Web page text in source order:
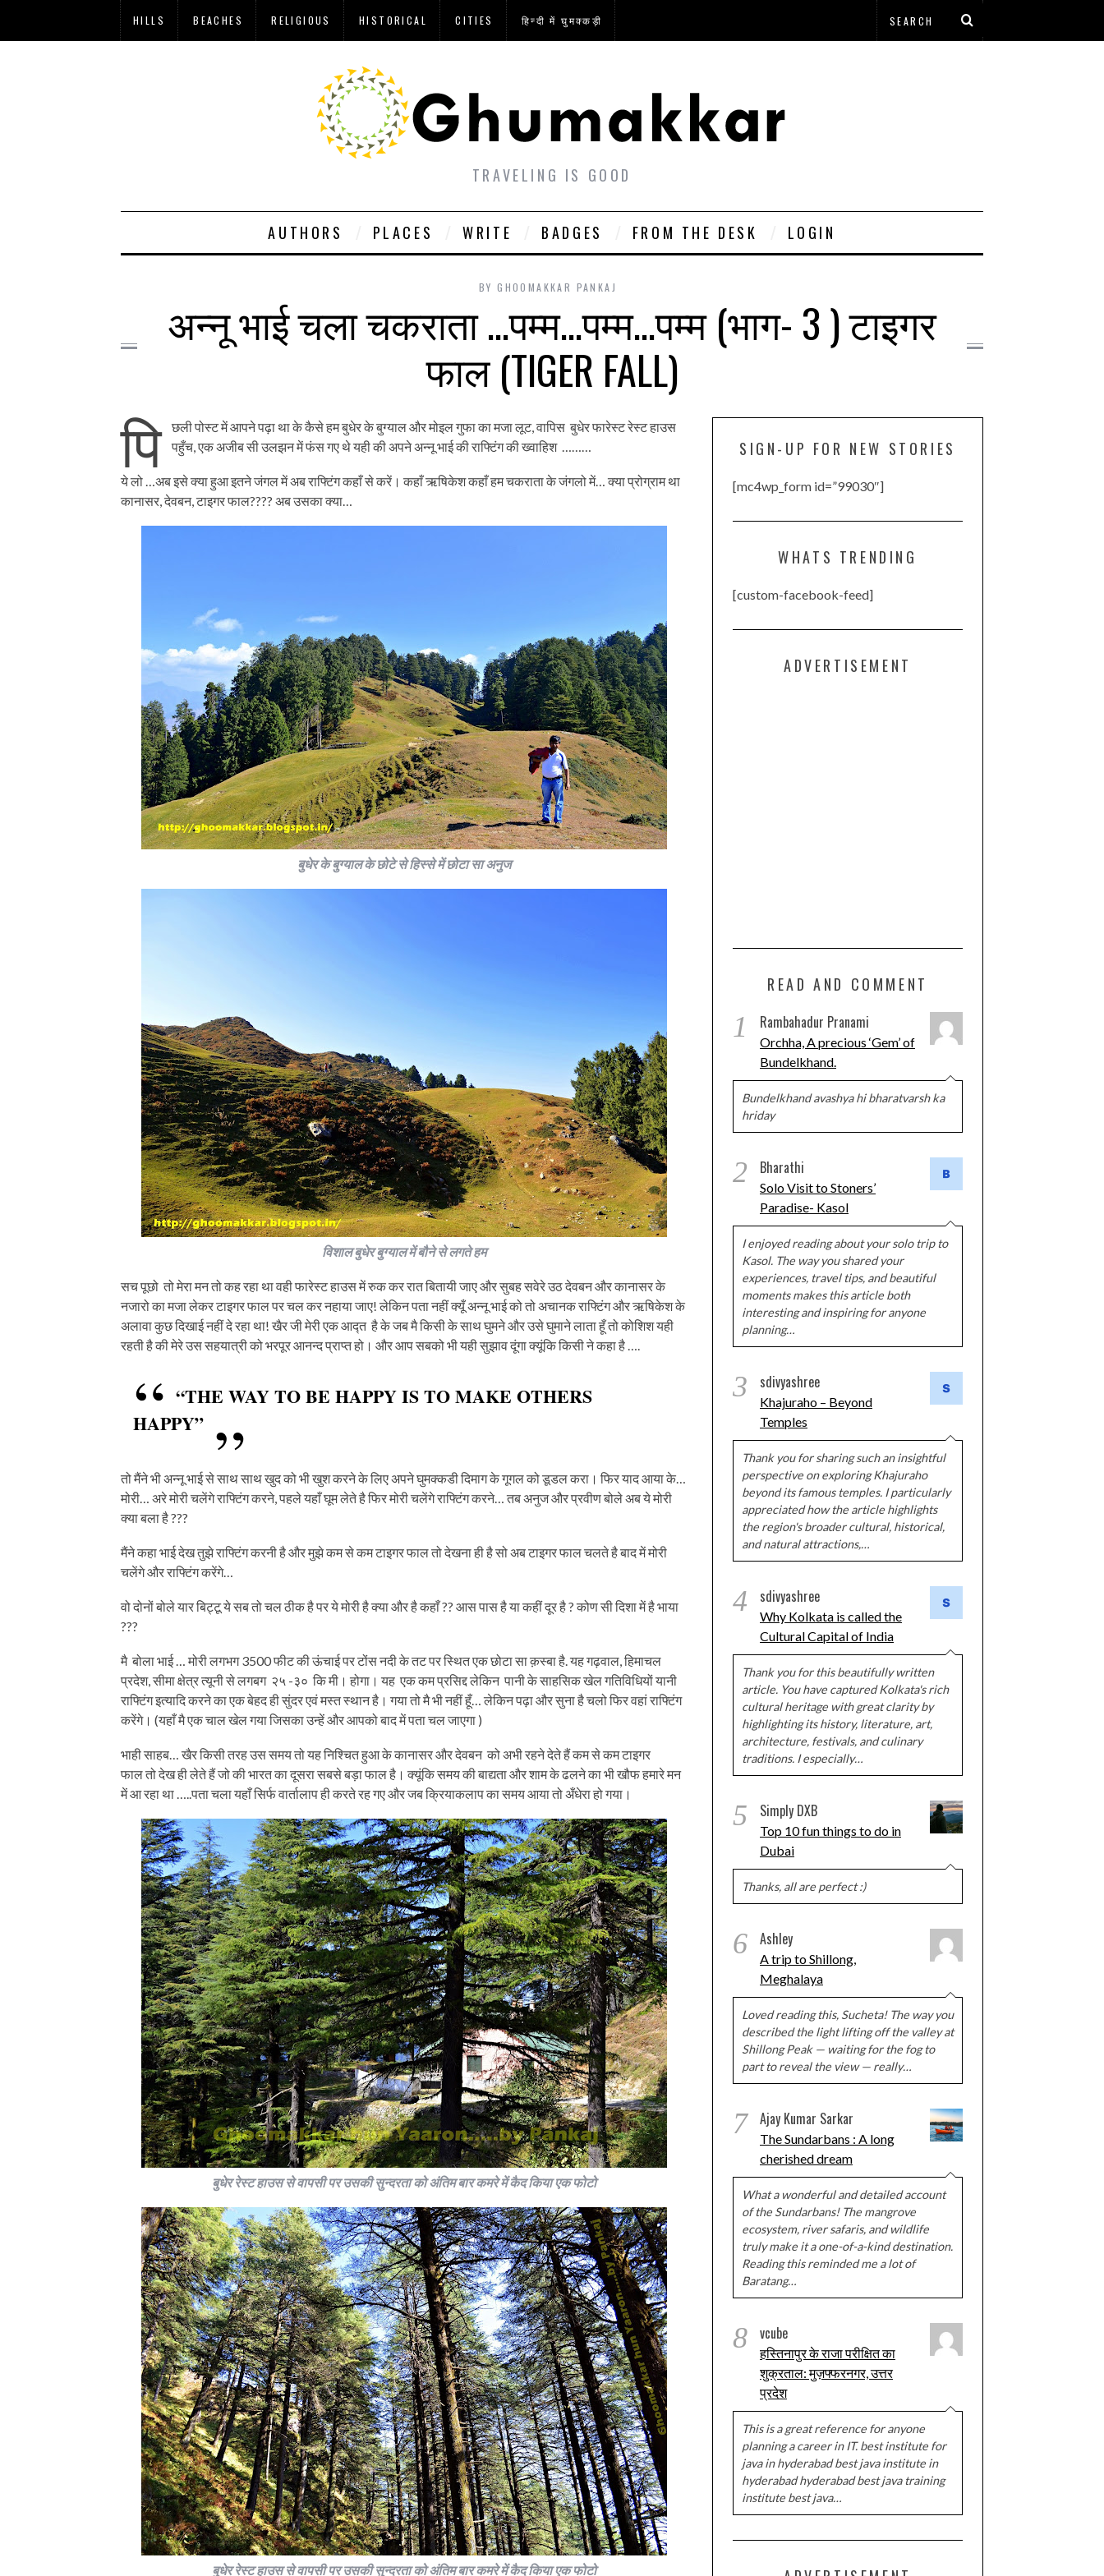
HILLS BEACHES RELIGIOUS HISTORICAL CITIES हिन्दी में घुमक्कड़ी
TRAVELING IS GOOD
AUTHORS PLACES WRITE BADGES FROM THE DESK LOGIN
BY GHOOMAKKAR PANKAJ
अन्नू भाई चला चकराता …पम्म…पम्म…पम्म (भाग- 3 ) टाइगर
फाल (TIGER FALL)
पि
छली पोस्ट में आपने पढ़ा था के कैसे हम बुधेर के बुग्याल और मोइल गुफा का मजा लूट, वापिस बुधेर फारेस्ट रेस्ट हाउस
पहुँच, एक अजीब सी उलझन में फंस गए थे यही की अपने अन्नू भाई की राफ्टिंग की ख्वाहिश ………
ये लो …अब इसे क्या हुआ इतने जंगल में अब राफ्टिंग कहाँ से करें। कहाँ ऋषिकेश कहाँ हम चकराता के जंगलो में… क्या प्रोग्राम था
कानासर, देवबन, टाइगर फाल???? अब उसका क्या…
बुधेर के बुग्याल के छोटे से हिस्से में छोटा सा अनुज
विशाल बुधेर बुग्याल में बौने से लगते हम
सच पूछो तो मेरा मन तो कह रहा था वही फारेस्ट हाउस में रुक कर रात बितायी जाए और सुबह सवेरे उठ देवबन और कानासर के
नजारो का मजा लेकर टाइगर फाल पर चल कर नहाया जाए! लेकिन पता नहीं क्यूँ अन्नू भाई को तो अचानक राफ्टिंग और ऋषिकेश के
अलावा कुछ दिखाई नहीं दे रहा था! खैर जी मेरी एक आद्त है के जब मै किसी के साथ घुमने और उसे घुमाने लाता हूँ तो कोशिश यही
रहती है की मेरे उस सहयात्री को भरपूर आनन्द प्राप्त हो। और आप सबको भी यही सुझाव दूंगा क्यूंकि किसी ने कहा है ….
“THE WAY TO BE HAPPY IS TO MAKE OTHERS
HAPPY”
तो मैंने भी अन्नू भाई से साथ साथ खुद को भी खुश करने के लिए अपने घुमक्कडी दिमाग के गूगल को डूडल करा। फिर याद आया के…
मोरी… अरे मोरी चलेंगे राफ्टिंग करने, पहले यहाँ घूम लेते है फिर मोरी चलेंगे राफ्टिंग करने… तब अनुज और प्रवीण बोले अब ये मोरी
क्या बला है ???
मैंने कहा भाई देख तुझे राफ्टिंग करनी है और मुझे कम से कम टाइगर फाल तो देखना ही है सो अब टाइगर फाल चलते है बाद में मोरी
चलेंगे और राफ्टिंग करेंगे…
वो दोनों बोले यार बिट्टू ये सब तो चल ठीक है पर ये मोरी है क्या और है कहाँ ?? आस पास है या कहीं दूर है ? कोण सी दिशा में है भाया
???
मै बोला भाई … मोरी लगभग 3500 फीट की ऊंचाई पर टोंस नदी के तट पर स्थित एक छोटा सा क़स्बा है. यह गढ़वाल, हिमाचल
प्रदेश, सीमा क्षेत्र त्यूनी से लगबग २५ -३० कि मी। होगा। यह एक कम प्रसिद्द लेकिन पानी के साहसिक खेल गतिविधियों यानी
राफ्टिंग इत्यादि करने का एक बेहद ही सुंदर एवं मस्त स्थान है। गया तो मै भी नहीं हूँ… लेकिन पढ़ा और सुना है चलो फिर वहां राफ्टिंग
करेंगे। (यहाँ मै एक चाल खेल गया जिसका उन्हें और आपको बाद में पता चल जाएगा )
भाही साहब… खैर किसी तरह उस समय तो यह निश्चित हुआ के कानासर और देवबन को अभी रहने देते हैं कम से कम टाइगर
फाल तो देख ही लेते हैं जो की भारत का दूसरा सबसे बड़ा फाल है। क्यूंकि समय की बाद्यता और शाम के ढलने का भी खौफ हमारे मन
में आ रहा था …..पता चला यहाँ सिर्फ वार्तालाप ही करते रह गए और जब क्रियाकलाप का समय आया तो अँधेरा हो गया।
बुधेर रेस्ट हाउस से वापसी पर उसकी सुन्दरता को अंतिम बार कमरे में कैद किया एक फोटो
बुधेर रेस्ट हाउस से वापसी पर उसकी सुन्दरता को अंतिम बार कमरे में कैद किया एक फोटो
SIGN-UP FOR NEW STORIES
[mc4wp_form id=”99030″]
WHATS TRENDING
[custom-facebook-feed]
ADVERTISEMENT
READ AND COMMENT
1 Rambahadur Pranami
Orchha, A precious ‘Gem’ of
Bundelkhand.
Bundelkhand avashya hi bharatvarsh ka
hriday
2 Bharathi
Solo Visit to Stoners’
Paradise- Kasol
I enjoyed reading about your solo trip to
Kasol. The way you shared your
experiences, travel tips, and beautiful
moments makes this article both
interesting and inspiring for anyone
planning…
3 sdivyashree
Khajuraho – Beyond
Temples
Thank you for sharing such an insightful
perspective on exploring Khajuraho
beyond its famous temples. I particularly
appreciated how the article highlights
the region's broader cultural, historical,
and natural attractions,…
4 sdivyashree
Why Kolkata is called the
Cultural Capital of India
Thank you for this beautifully written
article. You have captured Kolkata's rich
cultural heritage with great clarity by
highlighting its history, literature, art,
architecture, festivals, and culinary
traditions. I especially…
5 Simply DXB
Top 10 fun things to do in
Dubai
Thanks, all are perfect :)
6 Ashley
A trip to Shillong,
Meghalaya
Loved reading this, Sucheta! The way you
described the light lifting off the valley at
Shillong Peak — waiting for the fog to
part to reveal the view — really…
7 Ajay Kumar Sarkar
The Sundarbans : A long
cherished dream
What a wonderful and detailed account
of the Sundarbans! The mangrove
ecosystem, river safaris, and wildlife
truly make it a one-of-a-kind destination.
Reading this reminded me a lot of
Baratang…
8 vcube
हस्तिनापुर के राजा परीक्षित का
शुक्रताल: मुज़फ्फरनगर, उत्तर
प्रदेश
This is a great reference for anyone
planning a career in IT. best institute for
java in hyderabad best java institute in
hyderabad hyderabad best java training
institute best java…